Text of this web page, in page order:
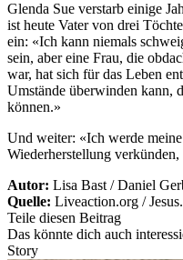
Glenda Sue verstarb einige
ist heute Vater von drei
ein: «Ich kann niemals
sein, aber eine Frau, die
war, hat sich für das Leben
Umstände überwinden kann,
können.»
Und weiter: «Ich werde
Wiederherstellung
Autor: Lisa Bast / Daniel
Quelle: Liveaction.org /
Teile diesen Beitrag
Das könnte dich auch
Story